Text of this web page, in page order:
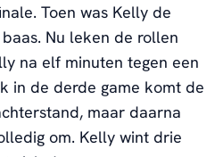
Toen was Kelly de
Nu leken de rollen
na elf minuten tegen een
in de derde game komt de
maar daarna
om. Kelly wint drie